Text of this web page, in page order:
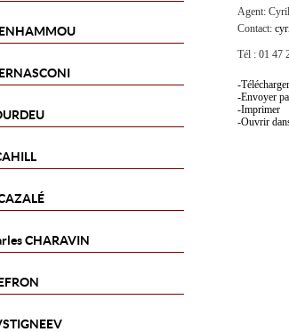
CHARAVIN
Agent:
Contact:
Tél : 01 47
Envoyer
Imprimer
Ouvrir